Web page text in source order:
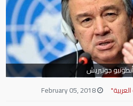
أنطونيو جوتيريش
February 05, 2018